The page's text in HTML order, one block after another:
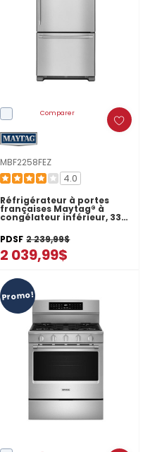
Comparer
MBF2258FEZ
4.0
Réfrigérateur à portes
françaises Maytag® à
congélateur inférieur, 33
po, 22 pi3 MBF2258FEZ
PDSF 2 239,99$
2 039,99$
Promo!